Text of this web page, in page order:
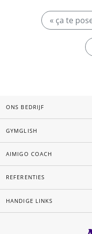
« ça te
ONS BEDRIJF
GYMGLISH
AIMIGO COACH
REFERENTIES
HANDIGE LINKS